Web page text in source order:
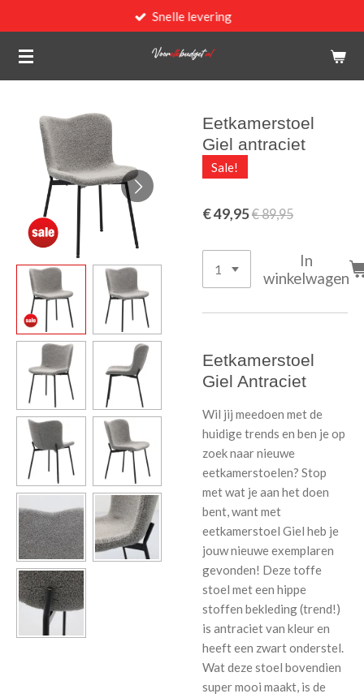
direct
naar
Snelle levering
Eetkamerstoel
Giel antraciet
Sale!
€ 49,95€ 89,95
In
winkelwagen
Eetkamerstoel
Giel Antraciet
Wil jij meedoen met de
huidige trends en ben je op
zoek naar nieuwe
eetkamerstoelen? Stop
met wat je aan het doen
bent, want met
eetkamerstoel Giel heb je
jouw nieuwe exemplaren
gevonden! Deze toffe
stoel met een hippe
stoffen bekleding (trend!)
is antraciet van kleur en
heeft een zwart onderstel.
Wat deze stoel bovendien
super mooi maakt, is de